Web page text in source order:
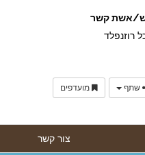
אשת קשר
רוזנפלד
שתף מועדפים
צור קשר